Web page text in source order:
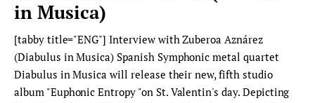
in Musica)
[tabby title="ENG"] Interview with Zuberoa Aznárez
(Diabulus in Musica) Spanish Symphonic metal quartet
Diabulus in Musica will release their new, fifth studio
album "Euphonic Entropy "on St. Valentin's day. Depicting